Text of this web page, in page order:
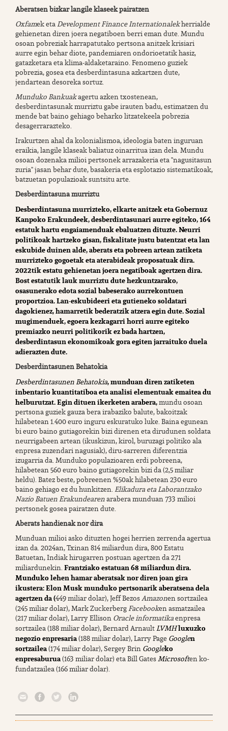
Aberatsen bizkar langile klaseek pairatzen
Oxfamek etaDevelopment Finance Internationalekherrialde
gehienetan diren joera negatiboen berri eman dute. Mundu
osoan pobreziak harrapatutako pertsona anitzek krisiari
aurre egin behar diote, pandemiaren ondorioetatik hasiz,
gatazketara eta klima-aldaketaraino. Fenomeno guziek
pobrezia, gosea eta desberdintasuna azkartzen dute,
jendartean desoreka sortuz.
Munduko Bankuakagertu azken txostenean,
desberdintasunak murriztu gabe irauten badu, estimatzen du
mende bat baino gehiago beharko litzatekeela pobrezia
desagerrarazteko.
Irakurtzen ahal da kolonialismoa, ideologia baten inguruan
eraikia, langile klaseak baliatuz oinarritua izan dela. Mundu
osoan dozenaka milioi pertsonek arrazakeria eta "nagusitasun
zuria" jasan behar dute, basakeria eta esplotazio sistematikoak,
batzuetan populazioak suntsitu arte.
Desberdintasuna murriztu
Desberdintasuna murrizteko, elkarte anitzek eta Gobernuz
Kanpoko Erakundeek, desberdintasunari aurre egiteko, 164
estatuk hartu engaiamenduak ebaluatzen dituzte. Neurri
politikoak hartzeko gisan, fiskalitate justu batentzat eta lan
eskubide duinen alde, aberats eta pobreen artean zatiketa
murrizteko gogoetak eta aterabideak proposatuak dira.
2022tik estatu gehienetan joera negatiboak agertzen dira.
Bost estatutik lauk murriztu dute hezkuntzarako,
osasunerako edota sozial babeserako aurrekontuen
proportzioa. Lan-eskubideeri eta gutieneko soldatari
dagokienez, hamarretik bederatzik atzera egin dute. Sozial
mugimenduek, egoera kezkagarri horri aurre egiteko
premiazko neurri politikorik ez bada hartzen,
desberdintasun ekonomikoak gora egiten jarraituko duela
adierazten dute.
Desberdintasunen Behatokia
Desberdintasunen Behatokia, munduan diren zatiketen
inbentario kuantitatiboa eta analisi elementuak emaitea du
helburutzat. Egin dituen ikerketen arabera,mundu osoan
pertsona guziek gauza bera irabaziko balute, bakoitzak
hilabetean 1.400 euro inguru eskuratuko luke. Baina egunean
bi euro baino gutiagorekin bizi direnen eta dirudunen soldata
neurrigabeen artean (ikuskizun, kirol, buruzagi politiko ala
enpresa zuzendari nagusiak), diru-sarreren diferentzia
izugarria da. Munduko populazioaren erdi pobreena,
hilabetean 560 euro baino gutiagorekin bizi da (2,5 miliar
heldu). Batez beste, pobreenen %50ak hilabetean 230 euro
baino gehiago ez du hunkitzen.Elikadura eta Laborantzako
Nazio Batuen Erakundearenarabera munduan 733 milioi
pertsonek gosea pairatzen dute.
Aberats handienak nor dira
Munduan milioi asko dituzten hogei herrien zerrenda agertua
izan da. 2024an, Txinan 814 miliardun dira, 800 Estatu
Batuetan, Indiak hirugarren postuan agertzen da 271
miliardunekin.Frantziako estatuan 68 miliardun dira.
Munduko lehen hamar aberatsak nor diren joan gira
ikustera: Elon Musk munduko pertsonarik aberatsena dela
agertzen da (449 miliar dolar), Jeff BezosAmazonen sortzailea
(245 miliar dolar), Mark ZuckerbergFacebooken asmatzailea
(217 miliar dolar), Larry Ellison Oracle informatikaenpresa
sortzailea (188 miliar dolar), Bernard ArnaultLVMHluxuzko
negozio enpresaria(188 miliar dolar), Larry Page Googlen
sortzailea(174 miliar dolar), Sergey Brin Googleko
enpresaburua(163 miliar dolar) eta Bill GatesMicrosoften ko-
fundatzailea (166 miliar dolar).